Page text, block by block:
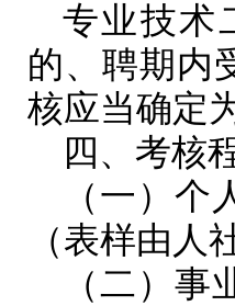
专业技术
的、聘期内
核应当确定
四、考核
（一）
（表样由人
（二）